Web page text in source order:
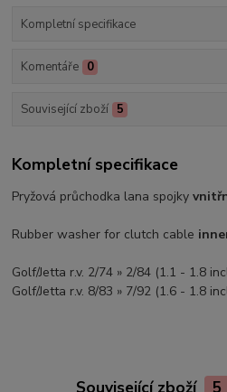
Kompletní specifikace
Komentáře 0
Související zboží 5
Kompletní specifikace
Pryžová průchodka lana spojky
Rubber washer for clutch cable
Golf/Jetta r.v. 2/74 » 2/84 (1.1 - 1.8
Golf/Jetta r.v. 8/83 » 7/92 (1.6 - 1.8
Související zboží 5